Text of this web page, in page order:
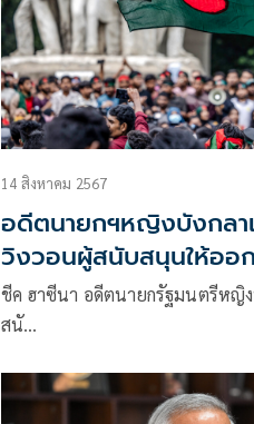
14 สิงหาคม 2567
อดีตนายกฯหญิงบังกลา
วิงวอนผู้สนับสนุนให้ออ
ต่อสาธารณชน
ชีค ฮาซีนา อดีตนายกรัฐมนตรีหญิ
สนั…